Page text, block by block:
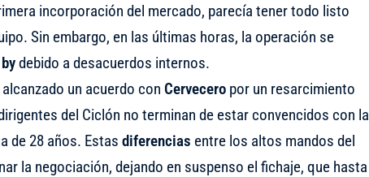
incorporación del mercado, parecía tener todo listo
Sin embargo, en las últimas horas, la operación se
debido a desacuerdos internos.
un acuerdo con Cerveceropor un resarcimiento
del Ciclón no terminan de estar convencidos con la
de 28 años. Estas diferencias entre los altos mandos del
la negociación, dejando en suspenso el fichaje, que hasta